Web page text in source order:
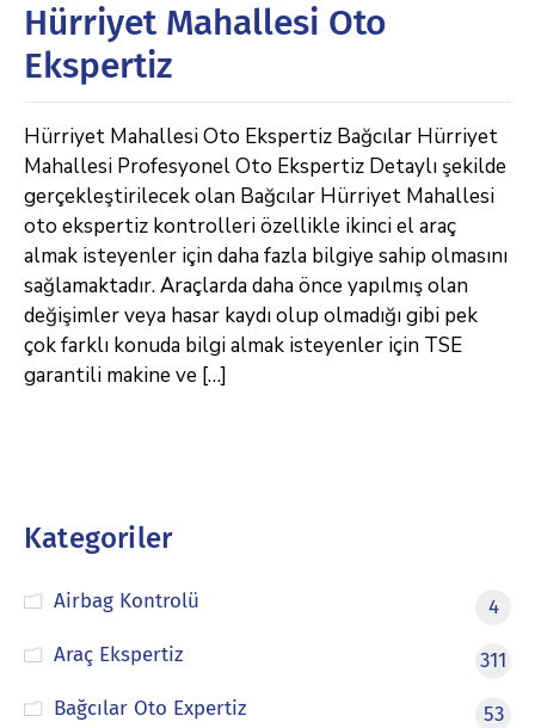
Hürriyet Mahallesi Oto
Ekspertiz
Hürriyet Mahallesi Oto Ekspertiz Bağcılar Hürriyet
Mahallesi Profesyonel Oto Ekspertiz Detaylı şekilde
gerçekleştirilecek olan Bağcılar Hürriyet Mahallesi
oto ekspertiz kontrolleri özellikle ikinci el araç
almak isteyenler için daha fazla bilgiye sahip olmasını
sağlamaktadır. Araçlarda daha önce yapılmış olan
değişimler veya hasar kaydı olup olmadığı gibi pek
çok farklı konuda bilgi almak isteyenler için TSE
garantili makine ve […]
Kategoriler
Airbag Kontrolü
4
Araç Ekspertiz
311
Bağcılar Oto Expertiz
53